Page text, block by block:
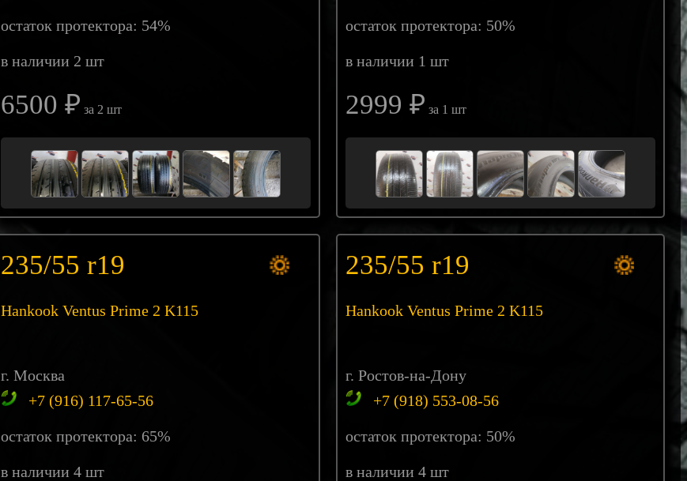
остаток протектора: 54%
в наличии 2 шт
6500 ₽ за 2 шт
остаток протектора: 50%
в наличии 1 шт
2999 ₽ за 1 шт
235/55 r19
Hankook Ventus Prime 2 K115
г. Москва
+7 (916) 117-65-56
остаток протектора: 65%
в наличии 4 шт
235/55 r19
Hankook Ventus Prime 2 K115
г. Ростов-на-Дону
+7 (918) 553-08-56
остаток протектора: 50%
в наличии 4 шт